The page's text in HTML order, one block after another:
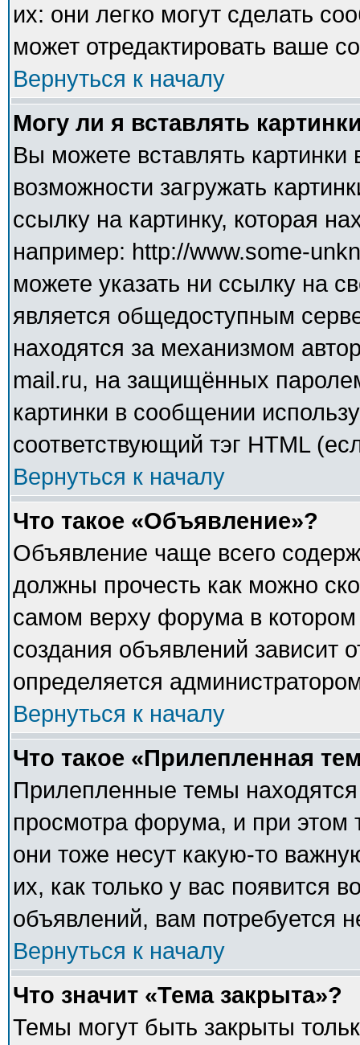
их: они легко могут сделать
может отредактировать ваше
Вернуться к началу
Могу ли я вставлять
Вы можете вставлять
возможности загружать
ссылку на картинку, которая
например: http://www.some-
можете указать ни ссылку на
является общедоступным
находятся за механизмом
mail.ru, на защищённых
картинки в сообщении
соответствующий тэг HTML
Вернуться к началу
Что такое «Объявление»?
Объявление чаще всего
должны прочесть как можно
самом верху форума в
создания объявлений зависит
определяется
Вернуться к началу
Что такое «Прилепленная
Прилепленные темы
просмотра форума, и при этом
они тоже несут какую-то
их, как только у вас появится
объявлений, вам потребуется
Вернуться к началу
Что значит «Тема закрыта»?
Темы могут быть закрыты